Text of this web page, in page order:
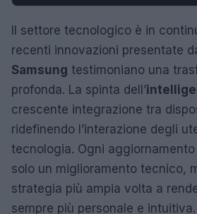
Il settore tecnologico è in
recenti innovazioni presentate
Samsung testimoniano una
profonda. La spinta dell’
crescente integrazione tra
ridefinendo l’interazione degli
tecnologia. Ogni
solo un miglioramento tecnico,
strategia più ampia volta a
sempre più personale e intuitiva.